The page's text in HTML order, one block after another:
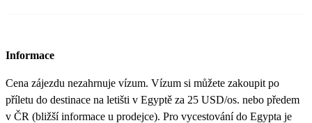
Informace
Cena zájezdu nezahrnuje vízum. Vízum si můžete zakoupit po
příletu do destinace na letišti v Egyptě za 25 USD/os. nebo předem
v ČR (bližší informace u prodejce). Pro vycestování do Egypta je